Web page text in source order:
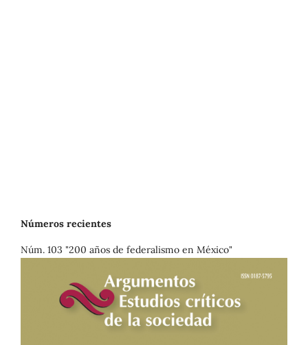
Números recientes
Núm. 103 "200 años de federalismo en México"